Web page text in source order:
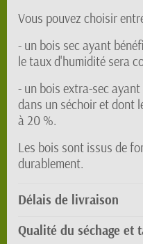
Vous pouvez choisir
- un bois sec ayant
le taux d'humidité sera
- un bois extra-sec
dans un séchoir et dont
à 20 %.
Les bois sont issus de
durablement.
Délais de livraison
Qualité du séchage et